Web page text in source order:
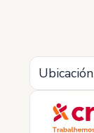
Ubicación